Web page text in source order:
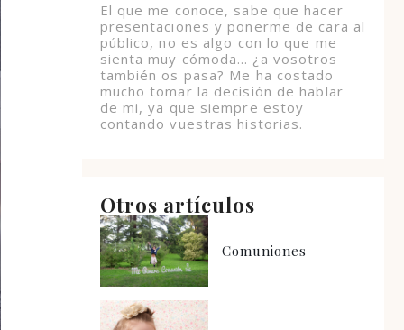
El que me conoce, sabe que hacer
presentaciones y ponerme de cara al
público, no es algo con lo que me
sienta muy cómoda… ¿a vosotros
también os pasa? Me ha costado
mucho tomar la decisión de hablar
de mi, ya que siempre estoy
contando vuestras historias.
Otros artículos
Comuniones